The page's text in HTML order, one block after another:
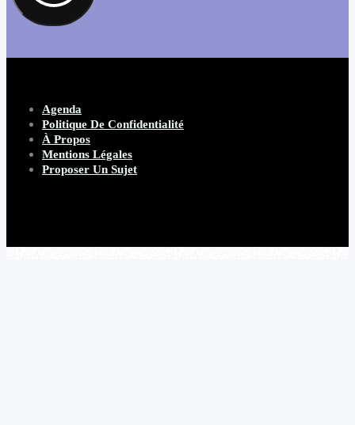
Agenda
Politique De Confidentialité
À Propos
Mentions Légales
Proposer Un Sujet